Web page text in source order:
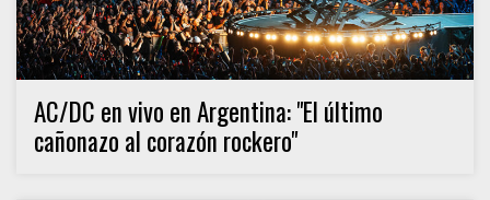
AC/DC en vivo en Argentina: "El último
cañonazo al corazón rockero"